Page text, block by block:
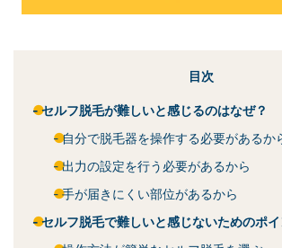
目次
セルフ脱毛が難しいと感じるのはなぜ？
自分で脱毛器を操作する必要があるか
出力の設定を行う必要があるから
手が届きにくい部位があるから
セルフ脱毛で難しいと感じないためのポイ